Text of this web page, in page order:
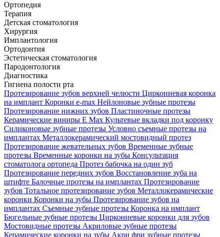
Ортопедия
Терапия
Детская стоматология
Хирургия
Имплантология
Ортодонтия
Эстетическая стоматология
Пародонтология
Диагностика
Гигиена полости рта
Протезирование зубов верхней челюсти Циркониевая коронка
на имплант Коронки e-max Нейлоновые зубные протезы
Протезирование нижних зубов Пластиночные протезы
Керамические виниры E Max Культевые вкладки под коронку
Силиконовые зубные протезы Условно съемные протезы на
имплантах Металлокерамический мостовидный протез
Протезирование жевательных зубов Временные зубные
протезы Временные коронки на зубы Консультация
стоматолога ортопеда Протез бабочка на один зуб
Протезирование передних зубов Восстановление зуба на
штифте Балочные протезы на имплантах Протезирование
зубов Тотальное протезирование зубов Металлокерамические
коронки Коронки на зубы Протезирование зубов на
имплантах Съемные зубные протезы Коронка на имплант
Бюгельные зубные протезы Циркониевые коронки для зубов
Мостовидные протезы Акриловые зубные протезы
Керамические коронки на зубы Акри фри зубные протезы